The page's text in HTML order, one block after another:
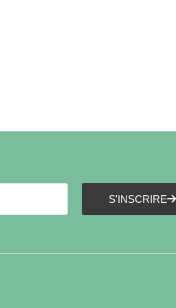
S'INSCRIRE